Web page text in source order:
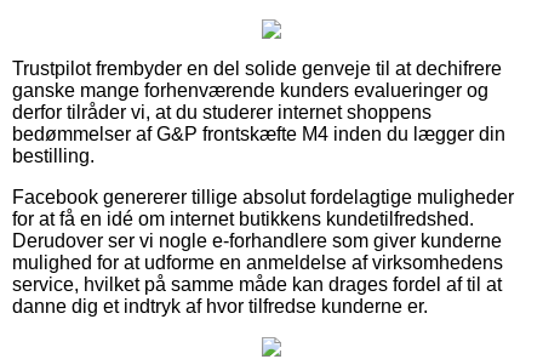
Trustpilot frembyder en del solide genveje til at dechifrere
ganske mange forhenværende kunders evalueringer og
derfor tilråder vi, at du studerer internet shoppens
bedømmelser af G&P frontskæfte M4 inden du lægger din
bestilling.
Facebook genererer tillige absolut fordelagtige muligheder
for at få en idé om internet butikkens kundetilfredshed.
Derudover ser vi nogle e-forhandlere som giver kunderne
mulighed for at udforme en anmeldelse af virksomhedens
service, hvilket på samme måde kan drages fordel af til at
danne dig et indtryk af hvor tilfredse kunderne er.